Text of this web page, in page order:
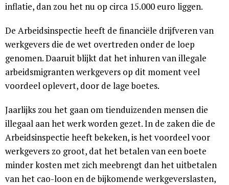
inflatie, dan zou het nu op circa 15.000 euro liggen.
De Arbeidsinspectie heeft de financiële drijfveren van
werkgevers die de wet overtreden onder de loep
genomen. Daaruit blijkt dat het inhuren van illegale
arbeidsmigranten werkgevers op dit moment veel
voordeel oplevert, door de lage boetes.
Jaarlijks zou het gaan om tienduizenden mensen die
illegaal aan het werk worden gezet. In de zaken die de
Arbeidsinspectie heeft bekeken, is het voordeel voor
werkgevers zo groot, dat het betalen van een boete
minder kosten met zich meebrengt dan het uitbetalen
van het cao-loon en de bijkomende werkgeverslasten,